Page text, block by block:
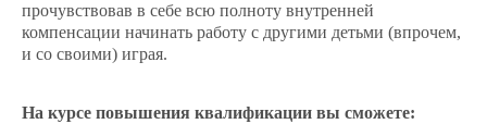
прочувствовав в себе всю полноту внутренней
компенсации начинать работу с другими детьми (впрочем,
и со своими) играя.
На курсе повышения квалификации вы сможете: